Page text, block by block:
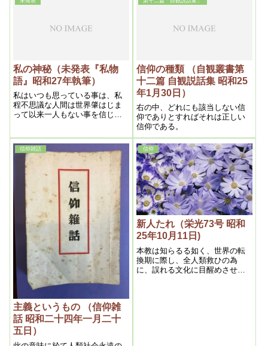
ならないのである。
私の神秘（未発表『私物
語』昭和27年執筆）
私はいつも思っている事は、私
程不思議な人間は世界肇はじま
って以来一人もない事を信じて
のだから、他の人としたら私と
いう者の実体を想像してみて
も、結局群盲的であろう。とい
うのは神秘性が余りに多いから
である。ところが面白い事には
人間の意欲の中で、最も興味を
惹ひくものとしては、何といっ
ても神秘性であろう
信仰の種類 （自観叢書第
十二篇 自観説話集 昭和25
年1月30日）
右の中、どれにも該当しない信
仰でありとすればそれは正しい
信仰である。
信仰雑話
主義というもの （信仰雑
話 昭和二十四年一月二十
五日）
信仰
新人たれ（栄光73号 昭和
25年10月11日)
本教は知らるる如く、世界の転
換期に際し、全人類救ひの為
に、誤れる文化に目醒めさせ、